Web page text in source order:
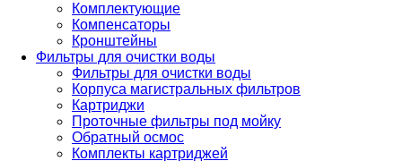
Комплектующие
Компенсаторы
Кронштейны
Фильтры для очистки воды
Фильтры для очистки воды
Корпуса магистральных фильтров
Картриджи
Проточные фильтры под мойку
Обратный осмос
Комплекты картриджей